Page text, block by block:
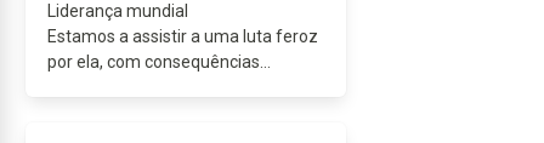
Liderança mundial
Estamos a assistir a uma luta feroz
por ela, com consequências